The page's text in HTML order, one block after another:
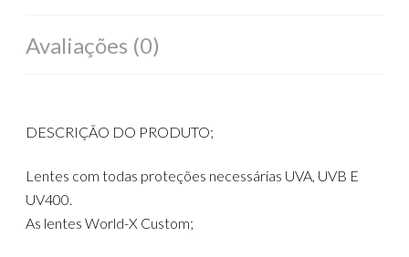
Avaliações (0)
DESCRIÇÃO DO PRODUTO;
Lentes com todas proteções necessárias UVA, UVB E
UV400.
As lentes World-X Custom;